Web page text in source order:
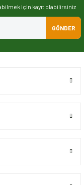
için kayıt olabilirsiniz
GÖNDER